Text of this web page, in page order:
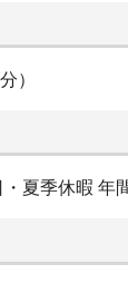
）
夏季休暇